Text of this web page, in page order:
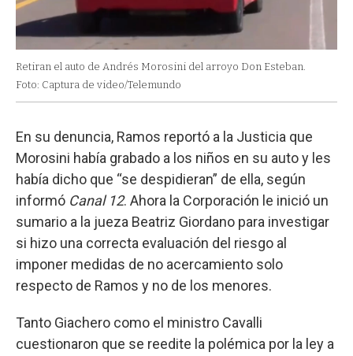
Retiran el auto de Andrés Morosini del arroyo Don Esteban.
Foto: Captura de video/Telemundo
En su denuncia, Ramos reportó a la Justicia que
Morosini había grabado a los niños en su auto y les
había dicho que “se despidieran” de ella, según
informó Canal 12. Ahora la Corporación le inició un
sumario a la jueza Beatriz Giordano para investigar
si hizo una correcta evaluación del riesgo al
imponer medidas de no acercamiento solo
respecto de Ramos y no de los menores.
Tanto Giachero como el ministro Cavalli
cuestionaron que se reedite la polémica por la ley a